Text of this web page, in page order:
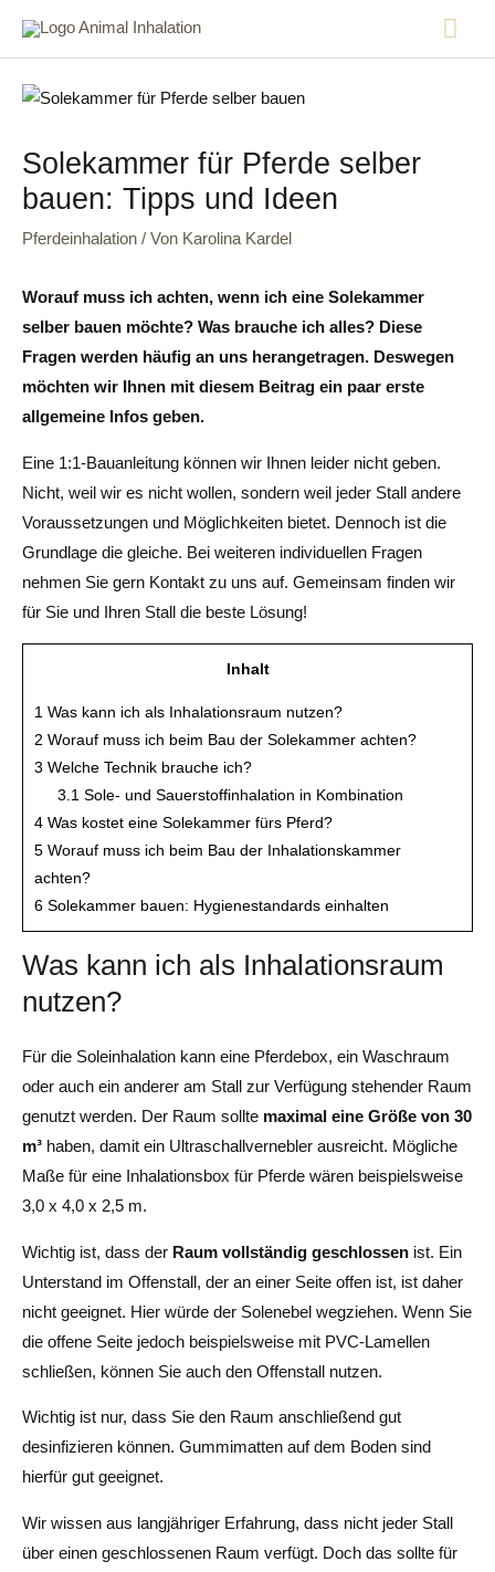
Solekammer für Pferde selber
bauen: Tipps und Ideen
Pferdeinhalation / Von Karolina Kardel
Worauf muss ich achten, wenn ich eine Solekammer
selber bauen möchte? Was brauche ich alles? Diese
Fragen werden häufig an uns herangetragen. Deswegen
möchten wir Ihnen mit diesem Beitrag ein paar erste
allgemeine Infos geben.
Eine 1:1-Bauanleitung können wir Ihnen leider nicht geben.
Nicht, weil wir es nicht wollen, sondern weil jeder Stall andere
Voraussetzungen und Möglichkeiten bietet. Dennoch ist die
Grundlage die gleiche. Bei weiteren individuellen Fragen
nehmen Sie gern Kontakt zu uns auf. Gemeinsam finden wir
für Sie und Ihren Stall die beste Lösung!
Inhalt
1 Was kann ich als Inhalationsraum nutzen?
2 Worauf muss ich beim Bau der Solekammer achten?
3 Welche Technik brauche ich?
3.1 Sole- und Sauerstoffinhalation in Kombination
4 Was kostet eine Solekammer fürs Pferd?
5 Worauf muss ich beim Bau der Inhalationskammer
achten?
6 Solekammer bauen: Hygienestandards einhalten
Was kann ich als Inhalationsraum
nutzen?
Für die Soleinhalation kann eine Pferdebox, ein Waschraum
oder auch ein anderer am Stall zur Verfügung stehender Raum
genutzt werden. Der Raum sollte maximal eine Größe von 30
m³ haben, damit ein Ultraschallvernebler ausreicht. Mögliche
Maße für eine Inhalationsbox für Pferde wären beispielsweise
3,0 x 4,0 x 2,5 m.
Wichtig ist, dass der Raum vollständig geschlossen ist. Ein
Unterstand im Offenstall, der an einer Seite offen ist, ist daher
nicht geeignet. Hier würde der Solenebel wegziehen. Wenn Sie
die offene Seite jedoch beispielsweise mit PVC-Lamellen
schließen, können Sie auch den Offenstall nutzen.
Wichtig ist nur, dass Sie den Raum anschließend gut
desinfizieren können. Gummimatten auf dem Boden sind
hierfür gut geeignet.
Wir wissen aus langjähriger Erfahrung, dass nicht jeder Stall
über einen geschlossenen Raum verfügt. Doch das sollte für